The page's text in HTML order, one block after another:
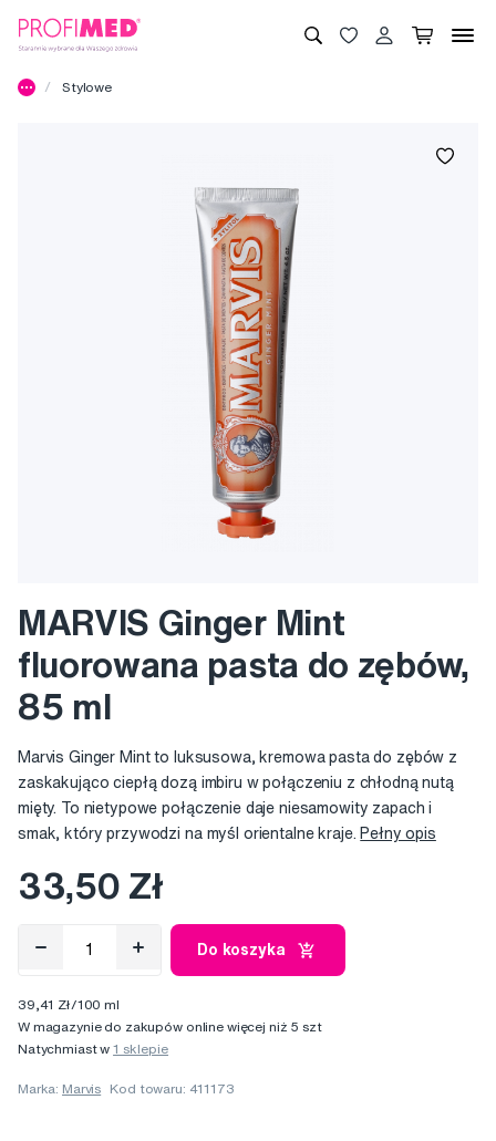
Stylowe
MARVIS Ginger Mint
fluorowana pasta do zębów,
85 ml
Marvis Ginger Mint to luksusowa, kremowa pasta do zębów z
zaskakująco ciepłą dozą imbiru w połączeniu z chłodną nutą
mięty. To nietypowe połączenie daje niesamowity zapach i
smak, który przywodzi na myśl orientalne kraje. Pełny opis
33,50 Zł
Do koszyka
39,41 Zł/100 ml
W magazynie do zakupów online więcej niż 5 szt
Natychmiast w1 sklepie
Marka: Marvis Kod towaru: 411173